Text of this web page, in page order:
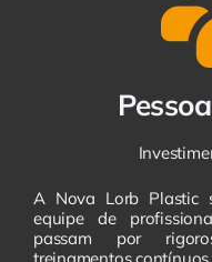
A Nova Lorb Plastic
equipe de
passam por